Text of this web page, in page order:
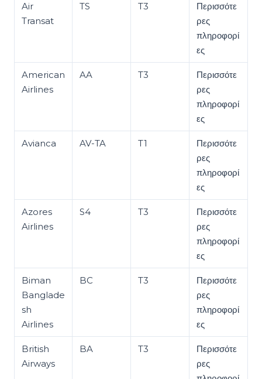
Air
Transat
TS T3
Περισσότε
ρες
πληροφορί
ες
American
Airlines
AA T3
Περισσότε
ρες
πληροφορί
ες
Avianca AV-TA T1
Περισσότε
ρες
πληροφορί
ες
Azores
Airlines
S4 T3
Περισσότε
ρες
πληροφορί
ες
Biman
Banglade
sh
Airlines
BC T3
Περισσότε
ρες
πληροφορί
ες
British
Airways
BA T3
Περισσότε
ρες